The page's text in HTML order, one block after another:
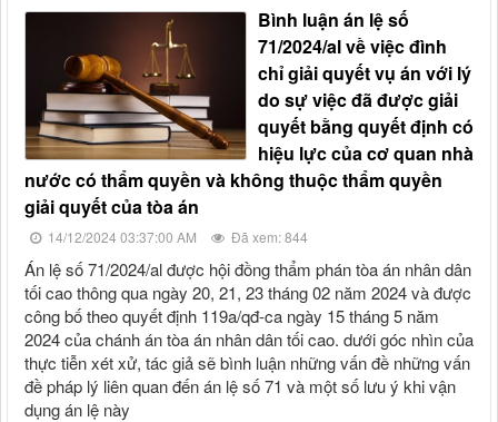
bình luận án lệ số
71/2024/al về việc đình
chỉ giải quyết vụ án với lý
do sự việc đã được giải
quyết bằng quyết định có
hiệu lực của cơ quan nhà
nước có thẩm quyền và không thuộc thẩm quyền
giải quyết của tòa án
14/12/2024 03:37:00 AM Đã xem: 844
án lệ số 71/2024/al được hội đồng thẩm phán tòa án nhân dân
tối cao thông qua ngày 20, 21, 23 tháng 02 năm 2024 và được
công bố theo quyết định 119a/qđ-ca ngày 15 tháng 5 năm
2024 của chánh án tòa án nhân dân tối cao. dưới góc nhìn của
thực tiễn xét xử, tác giả sẽ bình luận những vấn đề những vấn
đề pháp lý liên quan đến án lệ số 71 và một số lưu ý khi vận
dụng án lệ này